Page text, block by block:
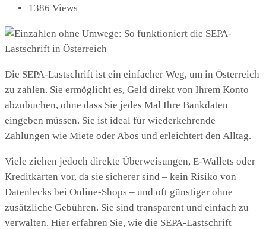
1386 Views
Die SEPA-Lastschrift ist ein einfacher Weg, um in Österreich
zu zahlen. Sie ermöglicht es, Geld direkt von Ihrem Konto
abzubuchen, ohne dass Sie jedes Mal Ihre Bankdaten
eingeben müssen. Sie ist ideal für wiederkehrende
Zahlungen wie Miete oder Abos und erleichtert den Alltag.
Viele ziehen jedoch direkte Überweisungen, E-Wallets oder
Kreditkarten vor, da sie sicherer sind – kein Risiko von
Datenlecks bei Online-Shops – und oft günstiger ohne
zusätzliche Gebühren. Sie sind transparent und einfach zu
verwalten. Hier erfahren Sie, wie die SEPA-Lastschrift